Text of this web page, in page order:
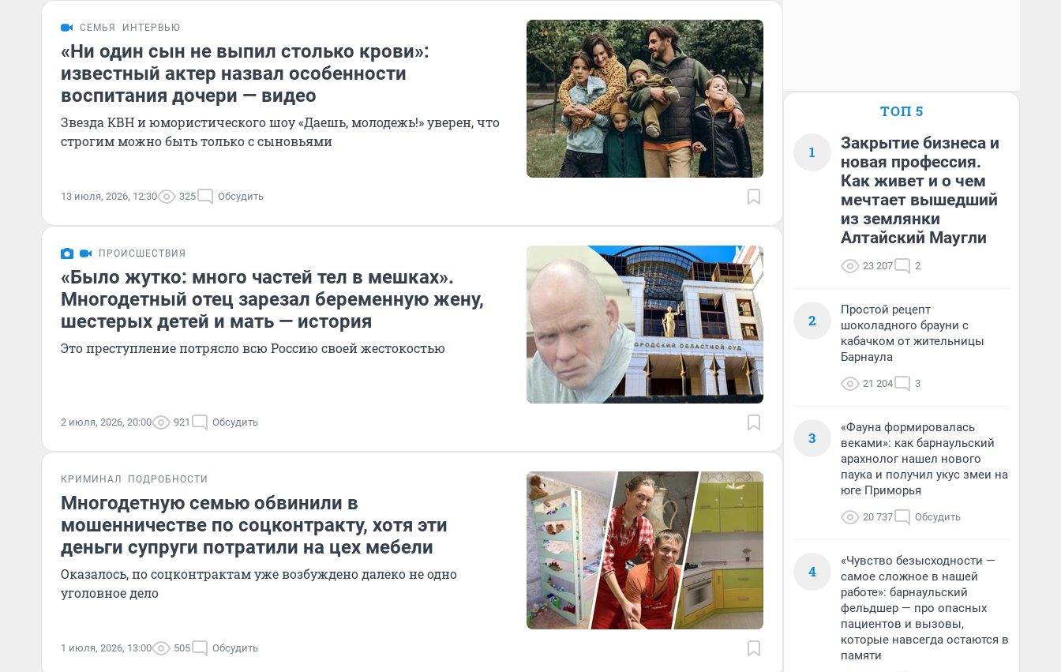
СЕМЬЯ ИНТЕРВЬЮ
«Ни один сын не выпил столько крови»:
известный актер назвал особенности
воспитания дочери — видео
Звезда КВН и юмористического шоу «Даешь, молодежь!» уверен, что
строгим можно быть только с сыновьями
13 июля, 2026, 12:30 325 Обсудить
ПРОИСШЕСТВИЯ
«Было жутко: много частей тел в мешках».
Многодетный отец зарезал беременную жену,
шестерых детей и мать — история
Это преступление потрясло всю Россию своей жестокостью
2 июля, 2026, 20:00 921 Обсудить
КРИМИНАЛ ПОДРОБНОСТИ
Многодетную семью обвинили в
мошенничестве по соцконтракту, хотя эти
деньги супруги потратили на цех мебели
Оказалось, по соцконтрактам уже возбуждено далеко не одно
уголовное дело
1 июля, 2026, 13:00 505 Обсудить
ТОП 5
1
Закрытие бизнеса и
новая профессия.
Как живет и о чем
мечтает вышедший
из землянки
Алтайский Маугли
23 207 2
2
Простой рецепт
шоколадного брауни с
кабачком от жительницы
Барнаула
21 204 3
3
«Фауна формировалась
веками»: как барнаульский
арахнолог нашел нового
паука и получил укус змеи на
юге Приморья
20 737 Обсудить
4
«Чувство безысходности —
самое сложное в нашей
работе»: барнаульский
фельдшер — про опасных
пациентов и вызовы,
которые навсегда остаются в
памяти